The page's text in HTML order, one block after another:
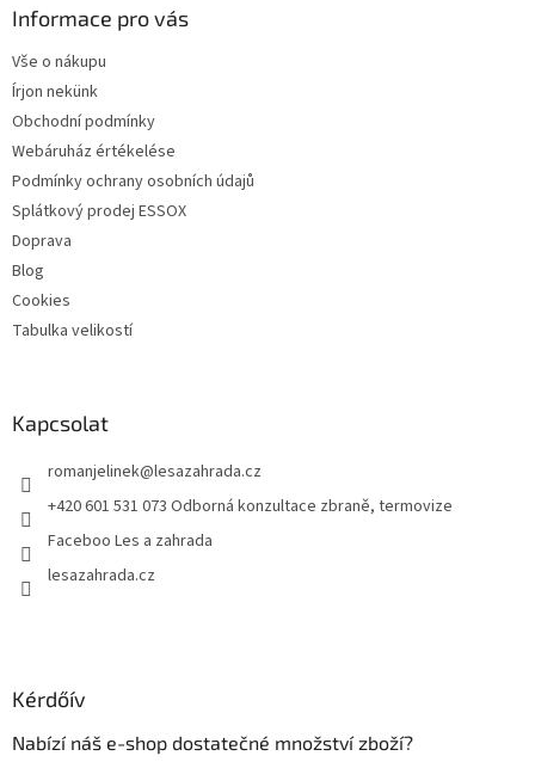
Informace pro vás
Vše o nákupu
Írjon nekünk
Obchodní podmínky
Webáruház értékelése
Podmínky ochrany osobních údajů
Splátkový prodej ESSOX
Doprava
Blog
Cookies
Tabulka velikostí
Kapcsolat
romanjelinek@lesazahrada.cz
+420 601 531 073 Odborná konzultace zbraně, termovize
Faceboo Les a zahrada
lesazahrada.cz
Kérdőív
Nabízí náš e-shop dostatečné množství zboží?